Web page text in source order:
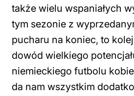
także wielu wspaniałych
tym sezonie z
pucharu na koniec, to
dowód wielkiego
niemieckiego futbolu
da nam wszystkim